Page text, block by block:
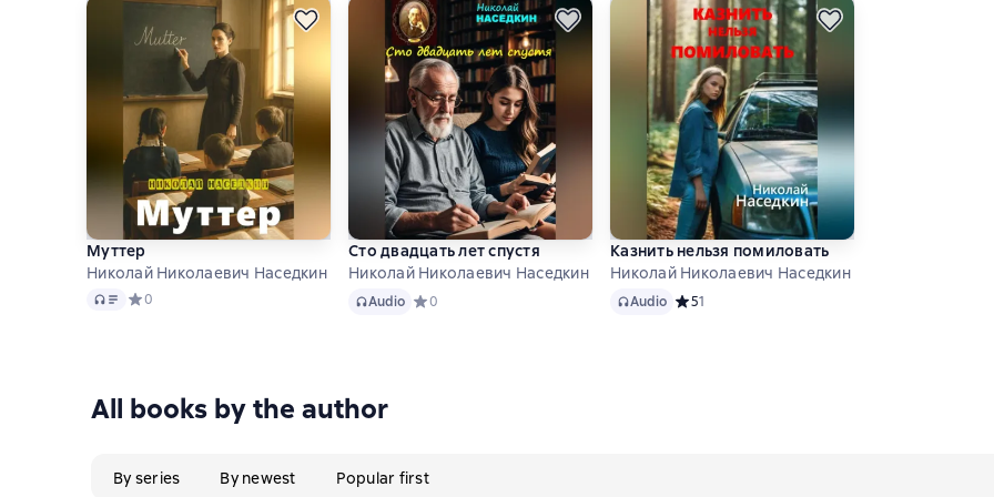
Муттер
Николай Николаевич Наседкин
Audio Средний рейтинг 0 на основе 0 оценок
0
Сто двадцать лет спустя
Николай Николаевич Наседкин
AudioAudio Средний рейтинг 0 на основе 0 оценок
0
Казнить нельзя помиловать
Николай Николаевич Наседкин
AudioAudio Средний рейтинг 5 на основе 1 оценок
51
All books by the author
By series By newest Popular first